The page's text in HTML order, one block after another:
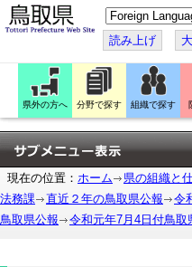
こ
の
ペ
ー
ジ
翻
訳
す
る
読み上げ 大
県外の方へ 分野で探す 組織で探す
現在の位置： ホーム 県の組織と
法務課
直近２年の鳥取県公報
令
鳥取県公報
令和元年7月4日付鳥取